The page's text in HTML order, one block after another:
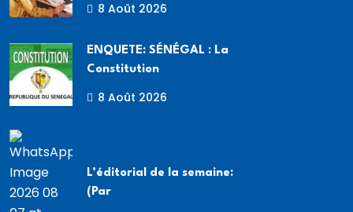
8 Août 2026
ENQUETE: SÉNÉGAL : La
Constitution
8 Août 2026
L’éditorial de la semaine:
(Par